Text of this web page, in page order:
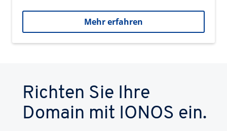
Mehr erfahren
Richten Sie Ihre
Domain mit IONOS ein.